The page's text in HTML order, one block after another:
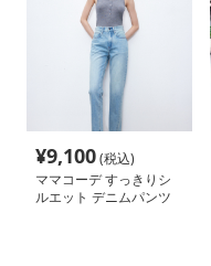
¥9,100(税込)
ママコーデ すっきりシ
ルエット デニムパンツ